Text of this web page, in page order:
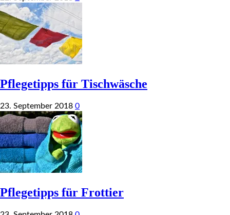
Pflegetipps für Tischwäsche
23. September 2018 0
Pflegetipps für Frottier